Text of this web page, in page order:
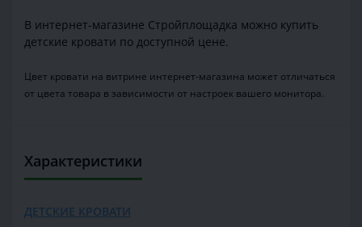
В интернет-магазине Стройплощадка можно купить
детские кровати по доступной цене.
Цвет кровати на витрине интернет-магазина может отличаться
от цвета товара в зависимости от настроек вашего монитора.
Характеристики
ДЕТСКИЕ КРОВАТИ